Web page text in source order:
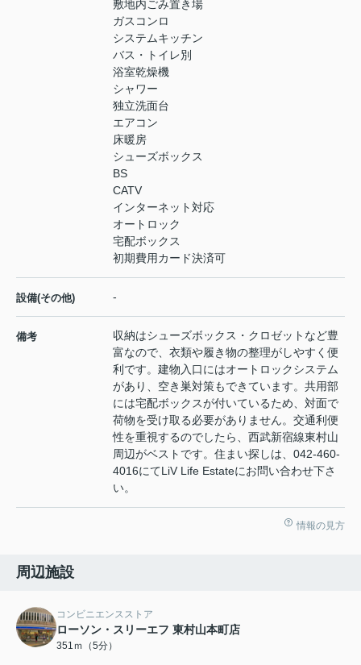
敷地内ごみ置き場
ガスコンロ
システムキッチン
バス・トイレ別
浴室乾燥機
シャワー
独立洗面台
エアコン
床暖房
シューズボックス
BS
CATV
インターネット対応
オートロック
宅配ボックス
初期費用カード決済可
設備(その他) -
備考
収納はシューズボックス・クロゼットなど豊
富なので、衣類や履き物の整理がしやすく便
利です。建物入口にはオートロックシステム
があり、空き巣対策もできています。共用部
には宅配ボックスが付いているため、対面で
荷物を受け取る必要がありません。交通利便
性を重視するのでしたら、西武新宿線東村山
周辺がベストです。住まい探しは、042-460-
4016にてLiV Life Estateにお問い合わせ下さ
い。
情報の見方
周辺施設
コンビニエンスストア
ローソン・スリーエフ 東村山本町店
351ｍ（5分）